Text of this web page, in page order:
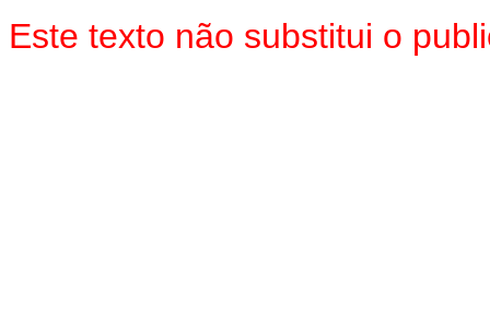
Este texto não substitui o